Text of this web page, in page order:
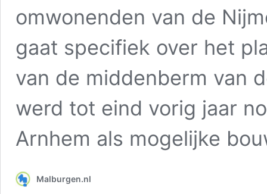
omwonenden van de
gaat specifiek over het
van de middenberm van
werd tot eind vorig jaar
Arnhem als mogelijke
Malburgen.nl